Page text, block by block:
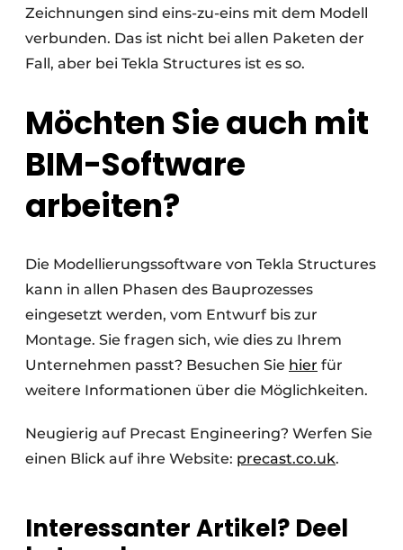
Zeichnungen sind eins-zu-eins mit dem Modell
verbunden. Das ist nicht bei allen Paketen der
Fall, aber bei Tekla Structures ist es so.
Möchten Sie auch mit
BIM-Software
arbeiten?
Die Modellierungssoftware von Tekla Structures
kann in allen Phasen des Bauprozesses
eingesetzt werden, vom Entwurf bis zur
Montage. Sie fragen sich, wie dies zu Ihrem
Unternehmen passt? Besuchen Sie hier für
weitere Informationen über die Möglichkeiten.
Neugierig auf Precast Engineering? Werfen Sie
einen Blick auf ihre Website: precast.co.uk.
Interessanter Artikel? Deel